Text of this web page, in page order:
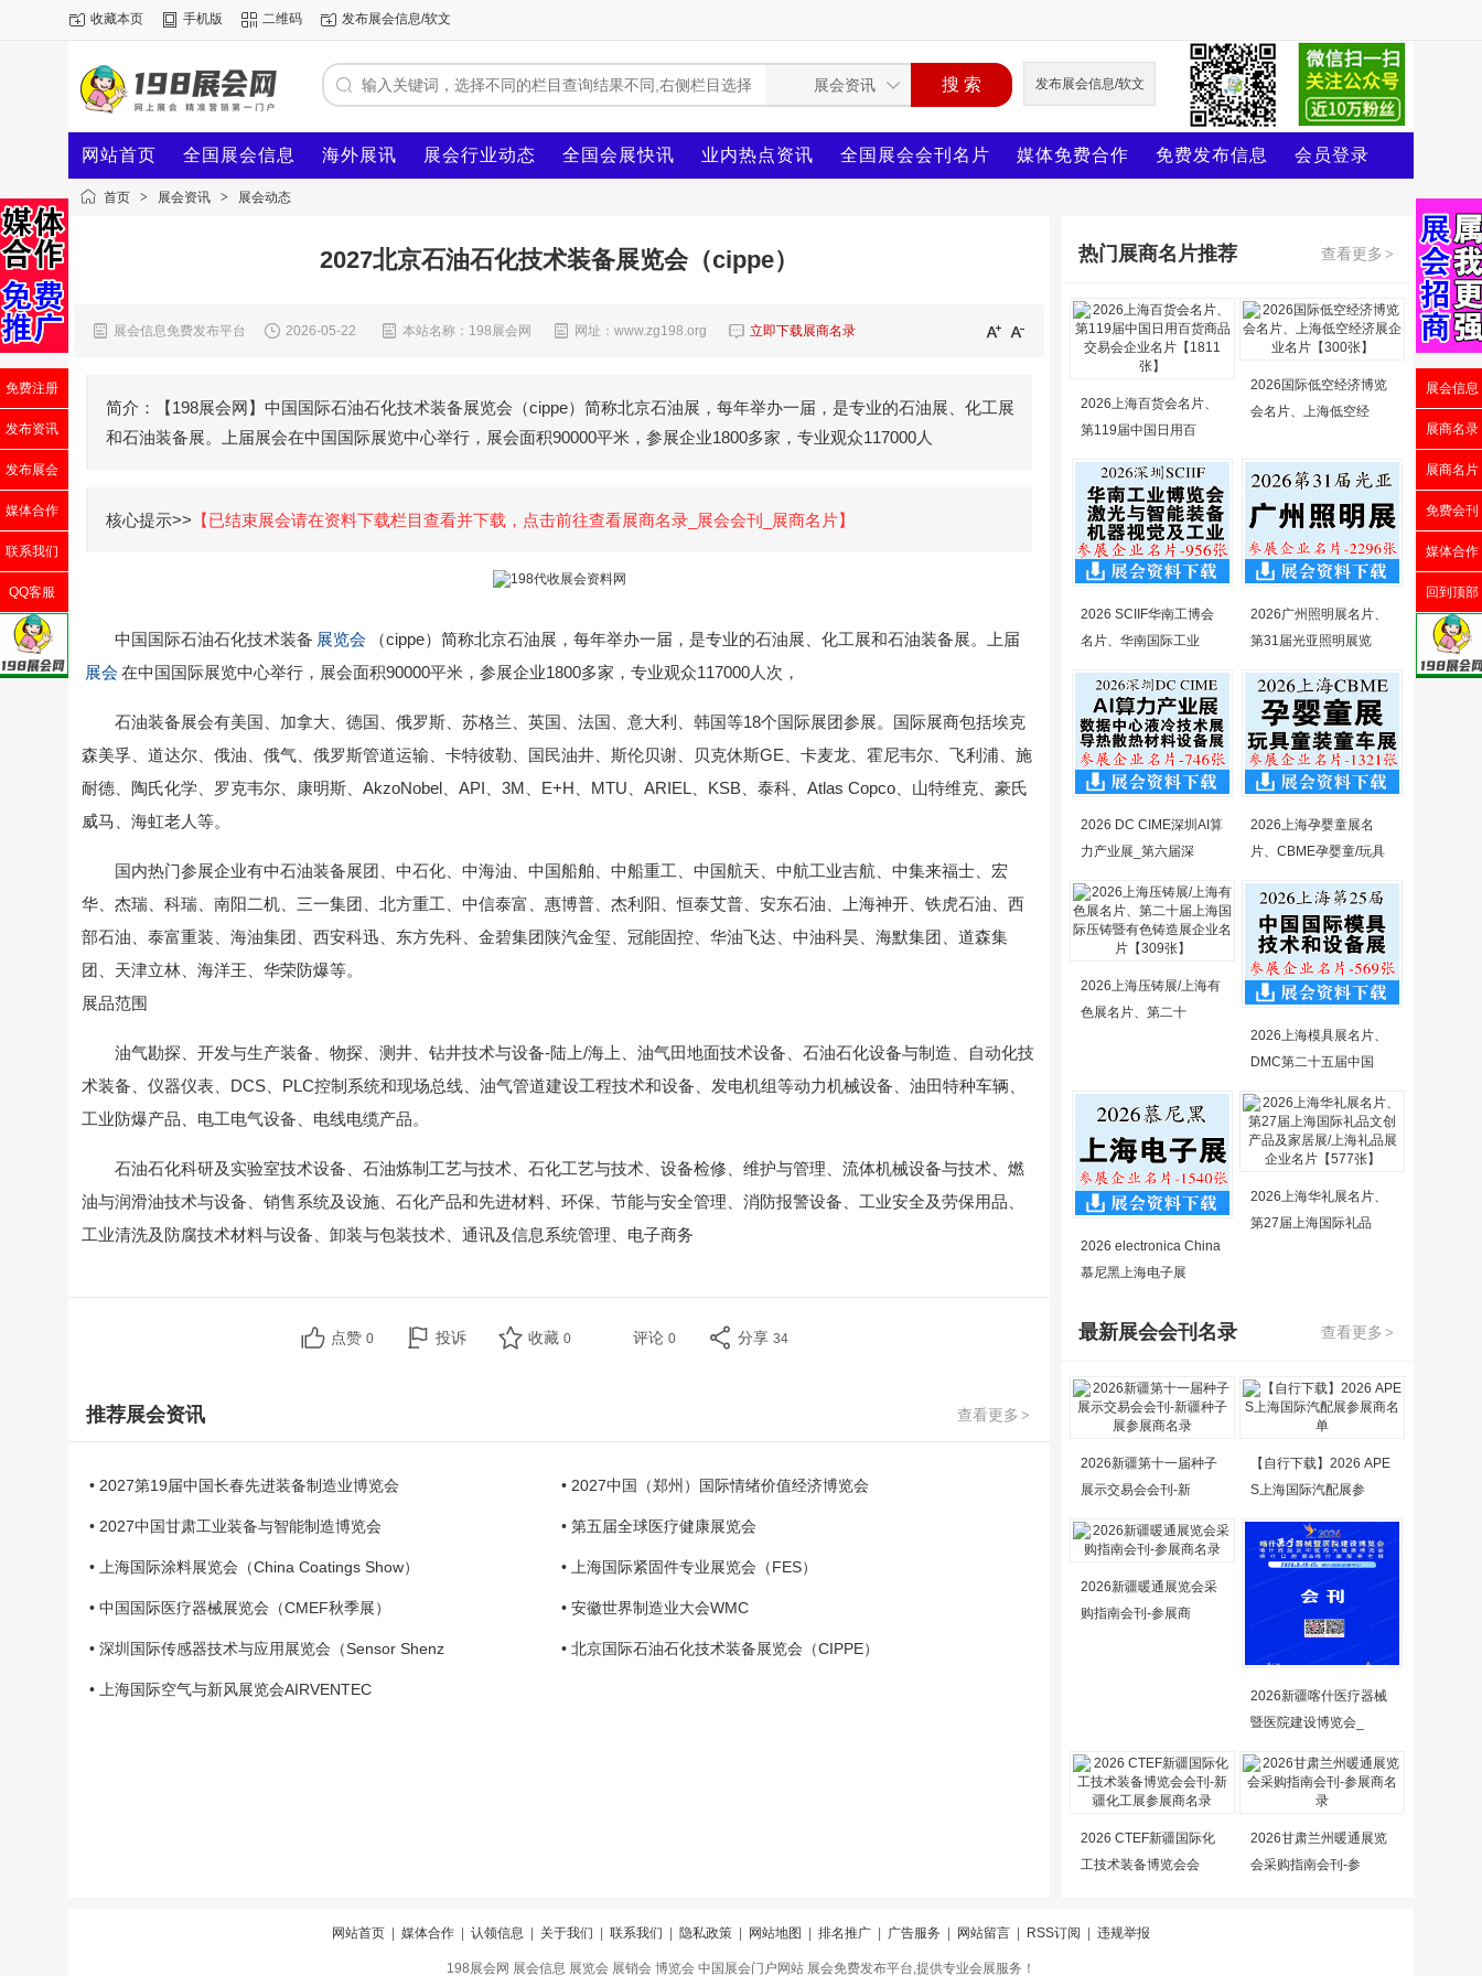
收藏本页 手机版 二维码 发布展会信息/软文
发布展会信息/软文
网站首页 全国展会信息 海外展讯 展会行业动态 全国会展快讯 业内热点资讯 全国展会会刊名片 媒体免费合作 免费发布信息 会员登录
首页 > 展会资讯 > 展会动态
2027北京石油石化技术装备展览会（cippe）
展会信息免费发布平台 2026-05-22 本站名称：198展会网 网址：www.zg198.org 立即下载展商名录
简介：【198展会网】中国国际石油石化技术装备展览会（cippe）简称北京石油展，每年举办一届，是专业的石油展、化工展
和石油装备展。上届展会在中国国际展览中心举行，展会面积90000平米，参展企业1800多家，专业观众117000人
核心提示>> 【已结束展会请在资料下载栏目查看并下载，点击前往查看展商名录_展会会刊_展商名片】
中国国际石油石化技术装备 展览会
（cippe）简称北京石油展，每年举办一届，是专业的石油展、化工展和石油装备展。上届
展会 在中国国际展览中心举行，展会面积90000平米，参展企业1800多家，专业观众117000人次，
石油装备展会有美国、加拿大、德国、俄罗斯、苏格兰、英国、法国、意大利、韩国等18个国际展团参展。国际展商包括埃克
森美孚、道达尔、俄油、俄气、俄罗斯管道运输、卡特彼勒、国民油井、斯伦贝谢、贝克休斯GE、卡麦龙、霍尼韦尔、飞利浦、施
耐德、陶氏化学、罗克韦尔、康明斯、AkzoNobel、API、3M、E+H、MTU、ARIEL、KSB、泰科、Atlas Copco、山特维克、豪氏
威马、海虹老人等。
国内热门参展企业有中石油装备展团、中石化、中海油、中国船舶、中船重工、中国航天、中航工业吉航、中集来福士、宏
华、杰瑞、科瑞、南阳二机、三一集团、北方重工、中信泰富、惠博普、杰利阳、恒泰艾普、安东石油、上海神开、铁虎石油、西
部石油、泰富重装、海油集团、西安科迅、东方先科、金碧集团陕汽金玺、冠能固控、华油飞达、中油科昊、海默集团、道森集
团、天津立林、海洋王、华荣防爆等。
展品范围
油气勘探、开发与生产装备、物探、测井、钻井技术与设备-陆上/海上、油气田地面技术设备、石油石化设备与制造、自动化技
术装备、仪器仪表、DCS、PLC控制系统和现场总线、油气管道建设工程技术和设备、发电机组等动力机械设备、油田特种车辆、
工业防爆产品、电工电气设备、电线电缆产品。
石油石化科研及实验室技术设备、石油炼制工艺与技术、石化工艺与技术、设备检修、维护与管理、流体机械设备与技术、燃
油与润滑油技术与设备、销售系统及设施、石化产品和先进材料、环保、节能与安全管理、消防报警设备、工业安全及劳保用品、
工业清洗及防腐技术材料与设备、卸装与包装技术、通讯及信息系统管理、电子商务
点赞 0 投诉 收藏 0 评论 0 分享 34
查看更多 >
推荐展会资讯
• 2027第19届中国长春先进装备制造业博览会 • 2027中国（郑州）国际情绪价值经济博览会
• 2027中国甘肃工业装备与智能制造博览会 • 第五届全球医疗健康展览会
• 上海国际涂料展览会（China Coatings Show） • 上海国际紧固件专业展览会（FES）
• 中国国际医疗器械展览会（CMEF秋季展） • 安徽世界制造业大会WMC
• 深圳国际传感器技术与应用展览会（Sensor Shenz • 北京国际石油石化技术装备展览会（CIPPE）
• 上海国际空气与新风展览会AIRVENTEC
查看更多 >
热门展商名片推荐
2026上海百货会名片、
第119届中国日用百
2026国际低空经济博览
会名片、上海低空经
2026 SCIIF华南工博会
名片、华南国际工业
2026广州照明展名片、
第31届光亚照明展览
2026 DC CIME深圳AI算
力产业展_第六届深
2026上海孕婴童展名
片、CBME孕婴童/玩具
2026上海压铸展/上海有
色展名片、第二十
2026上海模具展名片、
DMC第二十五届中国
2026 electronica China
慕尼黑上海电子展
2026上海华礼展名片、
第27届上海国际礼品
查看更多 >
最新展会会刊名录
2026新疆第十一届种子
展示交易会会刊-新
【自行下载】2026 APE
S上海国际汽配展参
2026新疆暖通展览会采
购指南会刊-参展商
2026新疆喀什医疗器械
暨医院建设博览会_
2026 CTEF新疆国际化
工技术装备博览会会
2026甘肃兰州暖通展览
会采购指南会刊-参
网站首页 媒体合作 认领信息 关于我们 联系我们 隐私政策 网站地图 排名推广 广告服务 网站留言 RSS订阅 违规举报
198展会网 展会信息 展览会 展销会 博览会 中国展会门户网站 展会免费发布平台,提供专业会展服务！
免费注册
发布资讯
发布展会
媒体合作
联系我们
QQ客服
展会信息
展商名录
展商名片
免费会刊
媒体合作
回到顶部